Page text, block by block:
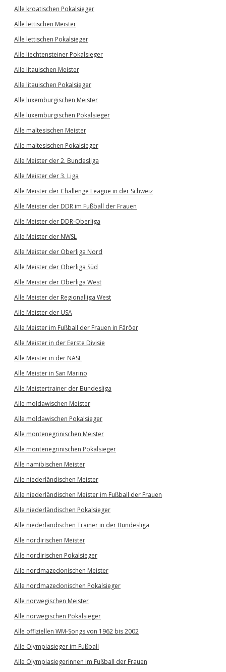
Alle kroatischen Pokalsieger
Alle lettischen Meister
Alle lettischen Pokalsieger
Alle liechtensteiner Pokalsieger
Alle litauischen Meister
Alle litauischen Pokalsieger
Alle luxemburgischen Meister
Alle luxemburgischen Pokalsieger
Alle maltesischen Meister
Alle maltesischen Pokalsieger
Alle Meister der 2. Bundesliga
Alle Meister der 3. Liga
Alle Meister der Challenge League in der Schweiz
Alle Meister der DDR im Fußball der Frauen
Alle Meister der DDR-Oberliga
Alle Meister der NWSL
Alle Meister der Oberliga Nord
Alle Meister der Oberliga Süd
Alle Meister der Oberliga West
Alle Meister der Regionalliga West
Alle Meister der USA
Alle Meister im Fußball der Frauen in Färöer
Alle Meister in der Eerste Divisie
Alle Meister in der NASL
Alle Meister in San Marino
Alle Meistertrainer der Bundesliga
Alle moldawischen Meister
Alle moldawischen Pokalsieger
Alle montenegrinischen Meister
Alle montenegrinischen Pokalsieger
Alle namibischen Meister
Alle niederländischen Meister
Alle niederländischen Meister im Fußball der Frauen
Alle niederländischen Pokalsieger
Alle niederländischen Trainer in der Bundesliga
Alle nordirischen Meister
Alle nordirischen Pokalsieger
Alle nordmazedonischen Meister
Alle nordmazedonischen Pokalsieger
Alle norwegischen Meister
Alle norwegischen Pokalsieger
Alle offiziellen WM-Songs von 1962 bis 2002
Alle Olympiasieger im Fußball
Alle Olympiasiegerinnen im Fußball der Frauen